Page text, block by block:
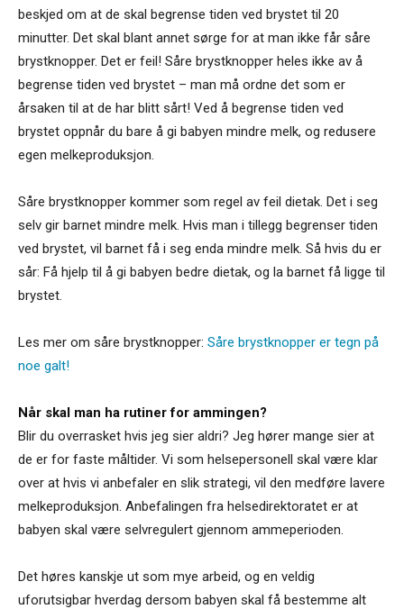
beskjed om at de skal begrense tiden ved brystet til 20
minutter. Det skal blant annet sørge for at man ikke får såre
brystknopper. Det er feil! Såre brystknopper heles ikke av å
begrense tiden ved brystet – man må ordne det som er
årsaken til at de har blitt sårt! Ved å begrense tiden ved
brystet oppnår du bare å gi babyen mindre melk, og redusere
egen melkeproduksjon.
Såre brystknopper kommer som regel av feil dietak. Det i seg
selv gir barnet mindre melk. Hvis man i tillegg begrenser tiden
ved brystet, vil barnet få i seg enda mindre melk. Så hvis du er
sår: Få hjelp til å gi babyen bedre dietak, og la barnet få ligge til
brystet.
Les mer om såre brystknopper: Såre brystknopper er tegn på
noe galt!
Når skal man ha rutiner for ammingen?
Blir du overrasket hvis jeg sier aldri? Jeg hører mange sier at
de er for faste måltider. Vi som helsepersonell skal være klar
over at hvis vi anbefaler en slik strategi, vil den medføre lavere
melkeproduksjon. Anbefalingen fra helsedirektoratet er at
babyen skal være selvregulert gjennom ammeperioden.
Det høres kanskje ut som mye arbeid, og en veldig
uforutsigbar hverdag dersom babyen skal få bestemme alt